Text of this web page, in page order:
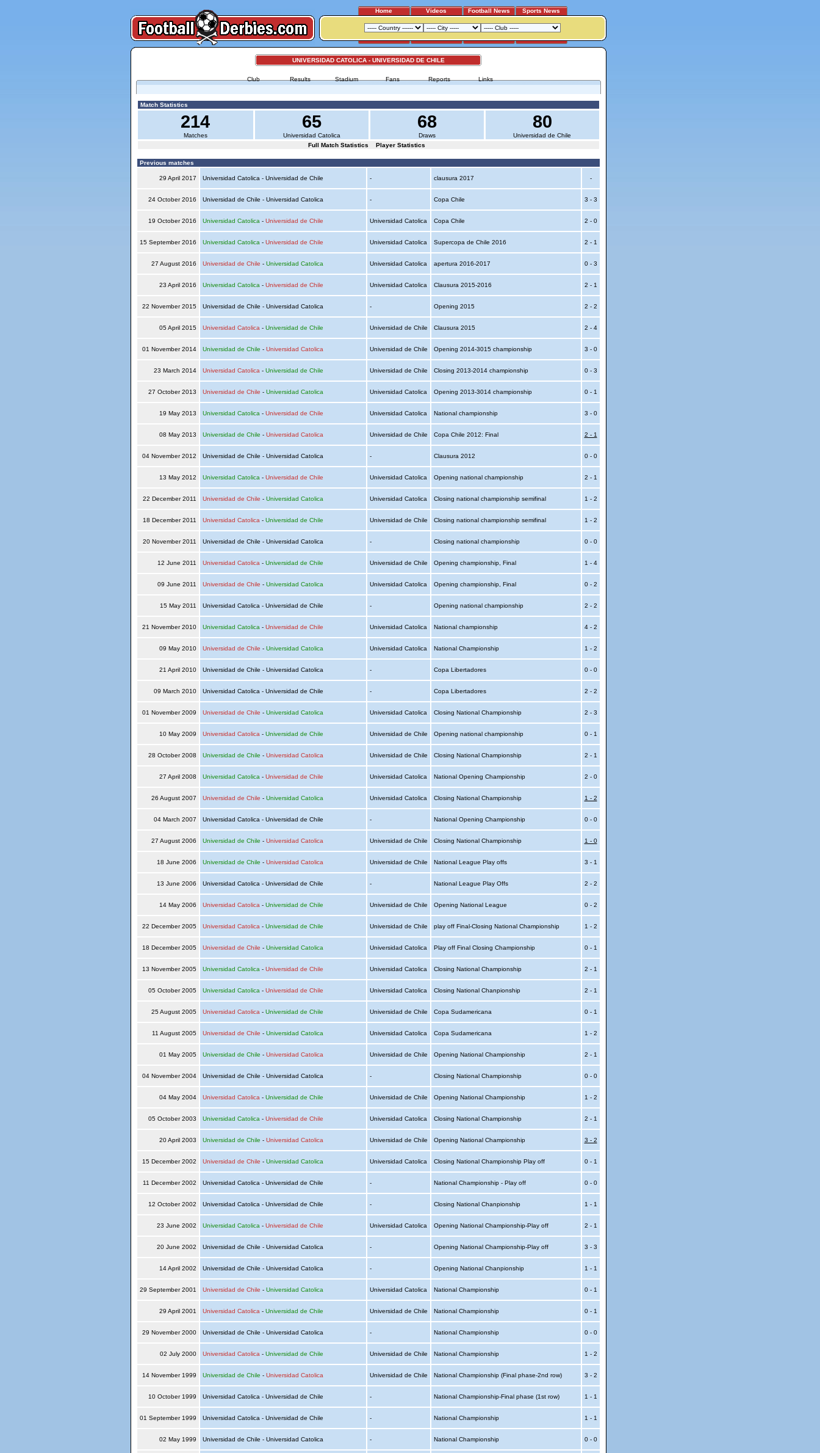
Home Videos Football News Sports News
UNIVERSIDAD CATOLICA - UNIVERSIDAD DE CHILE
Club Results Stadium Fans Reports Links
Match Statistics
214
Matches
65
Universidad Catolica
68
Draws
80
Universidad de Chile
Full Match Statistics
Player Statistics
Previous matches
29 April 2017 Universidad Catolica - Universidad de Chile - clausura 2017 -
24 October 2016 Universidad de Chile - Universidad Catolica - Copa Chile 3 - 3
19 October 2016 Universidad Catolica - Universidad de Chile Universidad Catolica Copa Chile 2 - 0
15 September 2016 Universidad Catolica - Universidad de Chile Universidad Catolica Supercopa de Chile 2016 2 - 1
27 August 2016 Universidad de Chile - Universidad Catolica Universidad Catolica apertura 2016-2017 0 - 3
23 April 2016 Universidad Catolica - Universidad de Chile Universidad Catolica Clausura 2015-2016 2 - 1
22 November 2015 Universidad de Chile - Universidad Catolica - Opening 2015 2 - 2
05 April 2015 Universidad Catolica - Universidad de Chile Universidad de Chile Clausura 2015 2 - 4
01 November 2014 Universidad de Chile - Universidad Catolica Universidad de Chile Opening 2014-3015 championship 3 - 0
23 March 2014 Universidad Catolica - Universidad de Chile Universidad de Chile Closing 2013-2014 championship 0 - 3
27 October 2013 Universidad de Chile - Universidad Catolica Universidad Catolica Opening 2013-3014 championship 0 - 1
19 May 2013 Universidad Catolica - Universidad de Chile Universidad Catolica National championship 3 - 0
08 May 2013 Universidad de Chile - Universidad Catolica Universidad de Chile Copa Chile 2012: Final 2 - 1
04 November 2012 Universidad de Chile - Universidad Catolica - Clausura 2012 0 - 0
13 May 2012 Universidad Catolica - Universidad de Chile Universidad Catolica Opening national championship 2 - 1
22 December 2011 Universidad de Chile - Universidad Catolica Universidad Catolica Closing national championship semifinal 1 - 2
18 December 2011 Universidad Catolica - Universidad de Chile Universidad de Chile Closing national championship semifinal 1 - 2
20 November 2011 Universidad de Chile - Universidad Catolica - Closing national championship 0 - 0
12 June 2011 Universidad Catolica - Universidad de Chile Universidad de Chile Opening championship, Final 1 - 4
09 June 2011 Universidad de Chile - Universidad Catolica Universidad Catolica Opening championship, Final 0 - 2
15 May 2011 Universidad Catolica - Universidad de Chile - Opening national championship 2 - 2
21 November 2010 Universidad Catolica - Universidad de Chile Universidad Catolica National championship 4 - 2
09 May 2010 Universidad de Chile - Universidad Catolica Universidad Catolica National Championship 1 - 2
21 April 2010 Universidad de Chile - Universidad Catolica - Copa Libertadores 0 - 0
09 March 2010 Universidad Catolica - Universidad de Chile - Copa Libertadores 2 - 2
01 November 2009 Universidad de Chile - Universidad Catolica Universidad Catolica Closing National Championship 2 - 3
10 May 2009 Universidad Catolica - Universidad de Chile Universidad de Chile Opening national championship 0 - 1
28 October 2008 Universidad de Chile - Universidad Catolica Universidad de Chile Closing National Championship 2 - 1
27 April 2008 Universidad Catolica - Universidad de Chile Universidad Catolica National Opening Championship 2 - 0
26 August 2007 Universidad de Chile - Universidad Catolica Universidad Catolica Closing National Championship 1 - 2
04 March 2007 Universidad Catolica - Universidad de Chile - National Opening Championship 0 - 0
27 August 2006 Universidad de Chile - Universidad Catolica Universidad de Chile Closing National Championship 1 - 0
18 June 2006 Universidad de Chile - Universidad Catolica Universidad de Chile National League Play offs 3 - 1
13 June 2006 Universidad Catolica - Universidad de Chile - National League Play Offs 2 - 2
14 May 2006 Universidad Catolica - Universidad de Chile Universidad de Chile Opening National League 0 - 2
22 December 2005 Universidad Catolica - Universidad de Chile Universidad de Chile play off Final-Closing National Championship 1 - 2
18 December 2005 Universidad de Chile - Universidad Catolica Universidad Catolica Play off Final Closing Championship 0 - 1
13 November 2005 Universidad Catolica - Universidad de Chile Universidad Catolica Closing National Championship 2 - 1
05 October 2005 Universidad Catolica - Universidad de Chile Universidad Catolica Closing National Chanpionship 2 - 1
25 August 2005 Universidad Catolica - Universidad de Chile Universidad de Chile Copa Sudamericana 0 - 1
11 August 2005 Universidad de Chile - Universidad Catolica Universidad Catolica Copa Sudamericana 1 - 2
01 May 2005 Universidad de Chile - Universidad Catolica Universidad de Chile Opening National Championship 2 - 1
04 November 2004 Universidad de Chile - Universidad Catolica - Closing National Championship 0 - 0
04 May 2004 Universidad Catolica - Universidad de Chile Universidad de Chile Opening National Championship 1 - 2
05 October 2003 Universidad Catolica - Universidad de Chile Universidad Catolica Closing National Championship 2 - 1
20 April 2003 Universidad de Chile - Universidad Catolica Universidad de Chile Opening National Championship 3 - 2
15 December 2002 Universidad de Chile - Universidad Catolica Universidad Catolica Closing National Championship Play off 0 - 1
11 December 2002 Universidad Catolica - Universidad de Chile - National Championship - Play off 0 - 0
12 October 2002 Universidad Catolica - Universidad de Chile - Closing National Chanpionship 1 - 1
23 June 2002 Universidad Catolica - Universidad de Chile Universidad Catolica Opening National Championship-Play off 2 - 1
20 June 2002 Universidad de Chile - Universidad Catolica - Opening National Championship-Play off 3 - 3
14 April 2002 Universidad de Chile - Universidad Catolica - Opening National Chanpionship 1 - 1
29 September 2001 Universidad de Chile - Universidad Catolica Universidad Catolica National Championship 0 - 1
29 April 2001 Universidad Catolica - Universidad de Chile Universidad de Chile National Championship 0 - 1
29 November 2000 Universidad de Chile - Universidad Catolica - National Championship 0 - 0
02 July 2000 Universidad Catolica - Universidad de Chile Universidad de Chile National Championship 1 - 2
14 November 1999 Universidad de Chile - Universidad Catolica Universidad de Chile National Championship (Final phase-2nd row) 3 - 2
10 October 1999 Universidad Catolica - Universidad de Chile - National Championship-Final phase (1st row) 1 - 1
01 September 1999 Universidad Catolica - Universidad de Chile - National Championship 1 - 1
02 May 1999 Universidad de Chile - Universidad Catolica - National Championship 0 - 0